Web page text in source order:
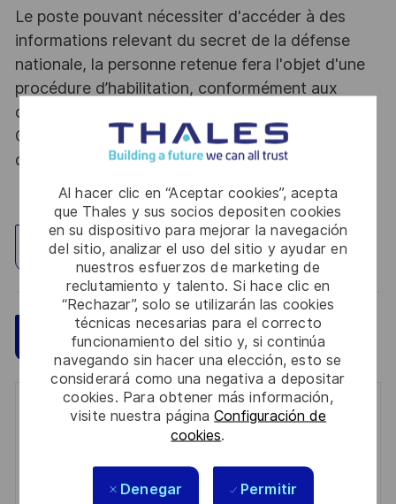
Al hacer clic en “Aceptar cookies”, acepta
que Thales y sus socios depositen cookies
en su dispositivo para mejorar la navegación
del sitio, analizar el uso del sitio y ayudar en
nuestros esfuerzos de marketing de
reclutamiento y talento. Si hace clic en
“Rechazar”, solo se utilizarán las cookies
técnicas necesarias para el correcto
funcionamiento del sitio y, si continúa
navegando sin hacer una elección, esto se
considerará como una negativa a depositar
cookies. Para obtener más información,
visite nuestra páginaConfiguración de
cookies.
Denegar Permitir
Le poste pouvant nécessiter d'accéder à des
informations relevant du secret de la défense
nationale, la personne retenue fera l'objet d'une
procédure d’habilitation, conformément aux
dispositions des articles R.2311-1 et suivants du
Code de la défense et de l’IGI 1300 SGDSN/PSE
du 09 août 2021.
Explorar ubicación
Aplicar ahora Guardar
Get notified for similar jobs